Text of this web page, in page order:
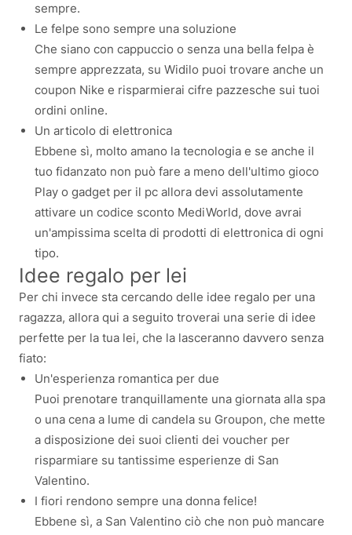
sempre.
Le felpe sono sempre una soluzione
Che siano con cappuccio o senza una bella felpa è
sempre apprezzata, su Widilo puoi trovare anche un
coupon Nike e risparmierai cifre pazzesche sui tuoi
ordini online.
Un articolo di elettronica
Ebbene sì, molto amano la tecnologia e se anche il
tuo fidanzato non può fare a meno dell'ultimo gioco
Play o gadget per il pc allora devi assolutamente
attivare un codice sconto MediWorld, dove avrai
un'ampissima scelta di prodotti di elettronica di ogni
tipo.
Idee regalo per lei
Per chi invece sta cercando delle idee regalo per una
ragazza, allora qui a seguito troverai una serie di idee
perfette per la tua lei, che la lasceranno davvero senza
fiato:
Un'esperienza romantica per due
Puoi prenotare tranquillamente una giornata alla spa
o una cena a lume di candela su Groupon, che mette
a disposizione dei suoi clienti dei voucher per
risparmiare su tantissime esperienze di San
Valentino.
I fiori rendono sempre una donna felice!
Ebbene sì, a San Valentino ciò che non può mancare